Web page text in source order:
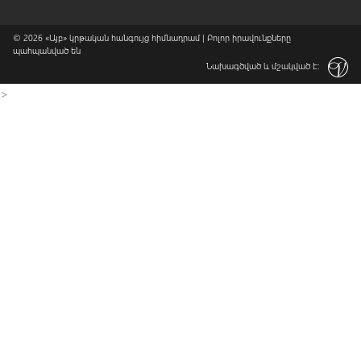
© 2026 «Այբ» կրթական հանգույց հիմնադրամ| Բոլոր իրավունքները
պահպանված են
Նախագծված և մշակված է:
>